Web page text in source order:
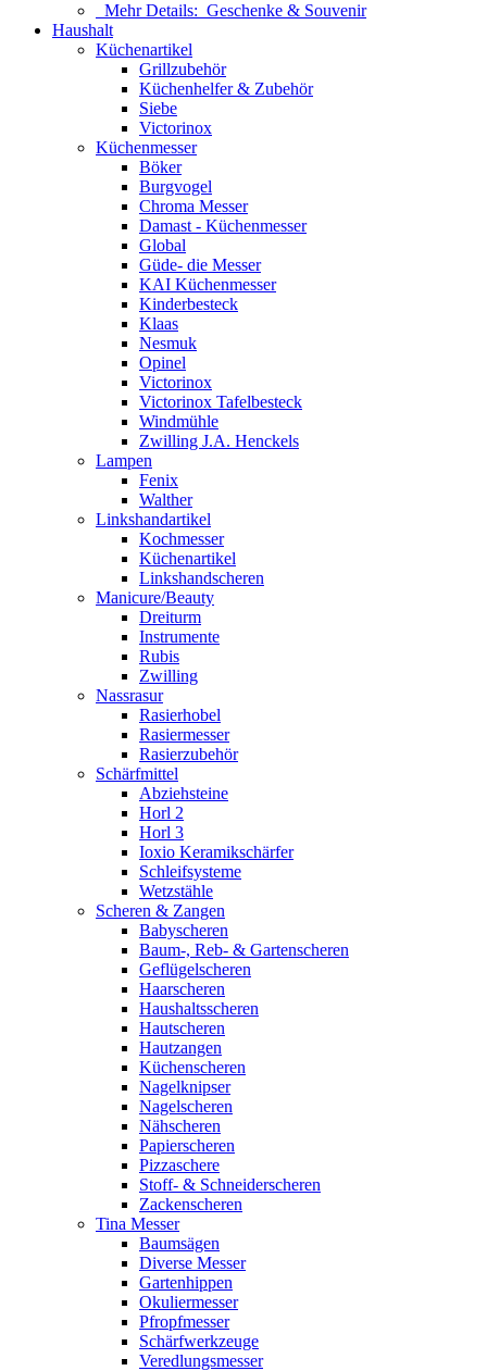
Mehr Details: Geschenke & Souvenir
Haushalt
Küchenartikel
Grillzubehör
Küchenhelfer & Zubehör
Siebe
Victorinox
Küchenmesser
Böker
Burgvogel
Chroma Messer
Damast - Küchenmesser
Global
Güde- die Messer
KAI Küchenmesser
Kinderbesteck
Klaas
Nesmuk
Opinel
Victorinox
Victorinox Tafelbesteck
Windmühle
Zwilling J.A. Henckels
Lampen
Fenix
Walther
Linkshandartikel
Kochmesser
Küchenartikel
Linkshandscheren
Manicure/Beauty
Dreiturm
Instrumente
Rubis
Zwilling
Nassrasur
Rasierhobel
Rasiermesser
Rasierzubehör
Schärfmittel
Abziehsteine
Horl 2
Horl 3
Ioxio Keramikschärfer
Schleifsysteme
Wetzstähle
Scheren & Zangen
Babyscheren
Baum-, Reb- & Gartenscheren
Geflügelscheren
Haarscheren
Haushaltsscheren
Hautscheren
Hautzangen
Küchenscheren
Nagelknipser
Nagelscheren
Nähscheren
Papierscheren
Pizzaschere
Stoff- & Schneiderscheren
Zackenscheren
Tina Messer
Baumsägen
Diverse Messer
Gartenhippen
Okuliermesser
Pfropfmesser
Schärfwerkzeuge
Veredlungsmesser